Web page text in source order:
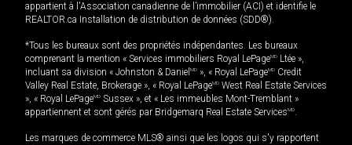
appartient à l'Association canadienne de l’immobilier (ACI) et identifie le
REALTOR.ca Installation de distribution de données (SDD®).
*Tous les bureaux sont des propriétés indépendantes. Les bureaux
comprenant la mention « Services immobiliers Royal LePageMD Ltée »,
incluant sa division « Johnston & Daniel MD », « Royal LePageMD Credit
Valley Real Estate, Brokerage », « Royal LePageMD West Real Estate Services
», « Royal LePageMD Sussex », et « Les immeubles Mont-Tremblant »
appartiennent et sont gérés par Bridgemarq Real Estate ServicesMD.
Les marques de commerce MLS® ainsi que les logos qui s'y rapportent